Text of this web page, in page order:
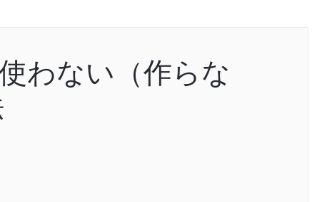
わない（作らな